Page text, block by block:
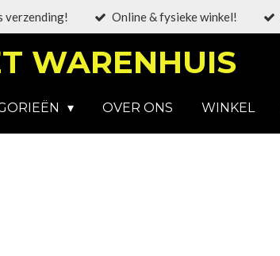
verzending! Online & fysieke winkel!
WARENHUIS
OVER ONS WINKEL